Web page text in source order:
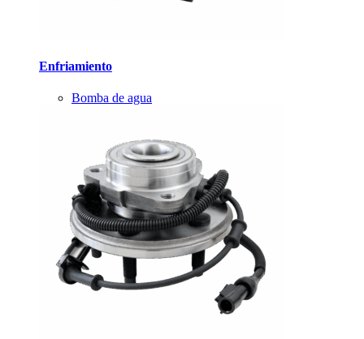
Enfriamiento
Bomba de agua